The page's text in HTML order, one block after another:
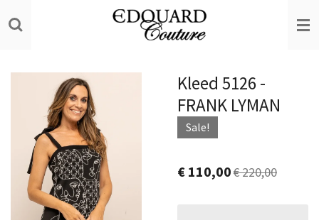
direct
hoofdinhoud
Kleed 5126 -
FRANK LYMAN
Sale!
€ 110,00€ 220,00